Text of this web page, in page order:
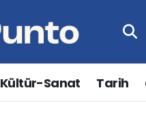
Kültür-Sanat Tarih